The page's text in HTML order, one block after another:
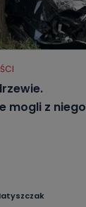
mogli z niego